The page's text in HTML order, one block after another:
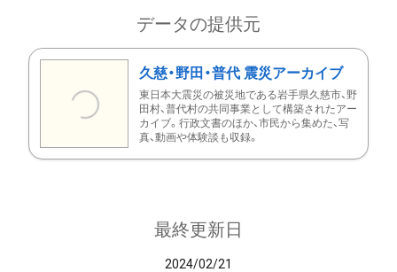
データの提供元
久慈・野田・普代 震災アーカイブ
東日本大震災の被災地である岩手県久慈市、野
田村、普代村の共同事業として構築されたアー
カイブ。行政文書のほか、市民から集めた、写
真、動画や体験談も収録。
最終更新日
2024/02/21